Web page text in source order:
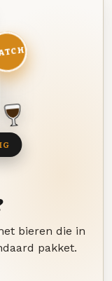
bieren die in
pakket.